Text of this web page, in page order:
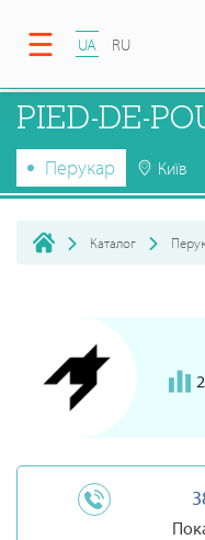
UA RU
PIED-DE-
Перукар Київ
Каталог